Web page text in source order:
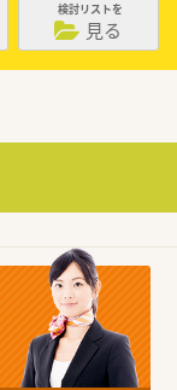
検討リストを
見る